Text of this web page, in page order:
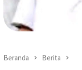
Beranda Berita